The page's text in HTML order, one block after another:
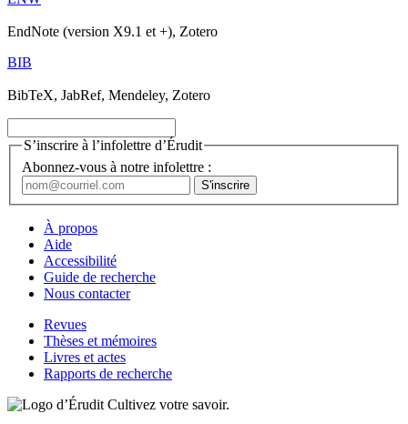
EndNote (version X9.1 et +), Zotero
BIB
BibTeX, JabRef, Mendeley, Zotero
S’inscrire à l’infolettre d’Érudit
Abonnez-vous à notre infolettre :
À propos
Aide
Accessibilité
Guide de recherche
Nous contacter
Revues
Thèses et mémoires
Livres et actes
Rapports de recherche
Cultivez votre savoir.